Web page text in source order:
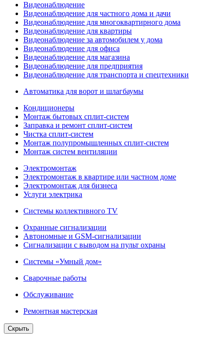
Видеонаблюдение
Видеонаблюдение для частного дома и дачи
Видеонаблюдение для многоквартирного дома
Видеонаблюдение для квартиры
Видеонаблюдение за автомобилем у дома
Видеонаблюдение для офиса
Видеонаблюдение для магазина
Видеонаблюдение для предприятия
Видеонаблюдение для транспорта и спецтехники
Автоматика для ворот и шлагбаумы
Кондиционеры
Монтаж бытовых сплит-систем
Заправка и ремонт сплит-систем
Чистка сплит-систем
Монтаж полупромышленных сплит-систем
Монтаж систем вентиляции
Электромонтаж
Электромонтаж в квартире или частном доме
Электромонтаж для бизнеса
Услуги электрика
Системы коллективного TV
Охранные сигнализации
Автономные и GSM-сигнализации
Сигнализации с выводом на пульт охраны
Системы «Умный дом»
Сварочные работы
Обслуживание
Ремонтная мастерская
Скрыть